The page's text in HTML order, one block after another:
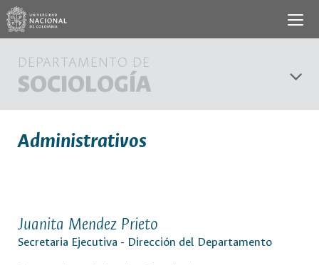
DEPARTAMENTO DE
SOCIOLOGÍA
Administrativos
Juanita Mendez Prieto
Secretaria Ejecutiva - Dirección del Departamento